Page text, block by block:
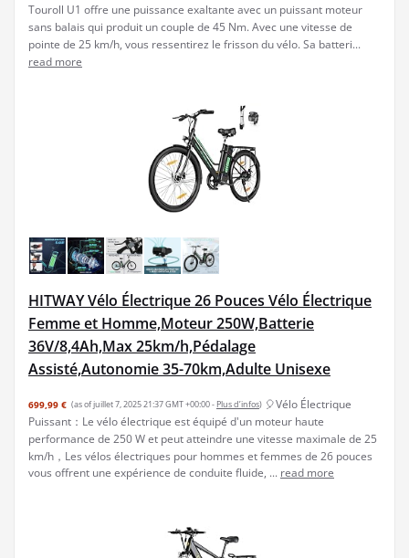
Touroll U1 offre une puissance exaltante avec un puissant moteur
sans balais qui produit un couple de 45 Nm. Avec une vitesse de
pointe de 25 km/h, vous ressentirez le frisson du vélo. Sa batteri...
read more
HITWAY Vélo Électrique 26 Pouces Vélo Électrique
Femme et Homme,Moteur 250W,Batterie
36V/8,4Ah,Max 25km/h,Pédalage
Assisté,Autonomie 35-70km,Adulte Unisexe
699,99 € (as of juillet 7, 2025 21:37 GMT +00:00 - Plus d’infos) 🎈Vélo Électrique
Puissant：Le vélo électrique est équipé d'un moteur haute
performance de 250 W et peut atteindre une vitesse maximale de 25
km/h，Les vélos électriques pour hommes et femmes de 26 pouces
vous offrent une expérience de conduite fluide, ... read more